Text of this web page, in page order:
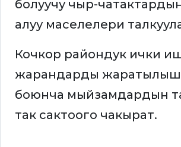
болуучу чыр-
алуу маселелери
Кочкор райондук ички
жарандарды
боюнча мыйзамдардын
так сактоого чакырат.